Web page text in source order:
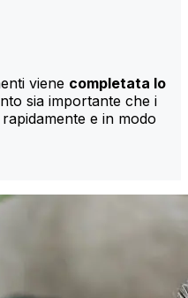
viene completata lo
sia importante che i
e in modo